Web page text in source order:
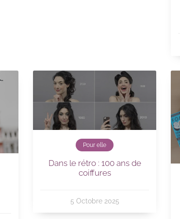
Pour elle
Dans le rétro : 100 ans de
coiffures
5 Octobre 2025